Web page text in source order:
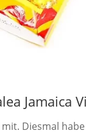
Jamaica
Diesmal